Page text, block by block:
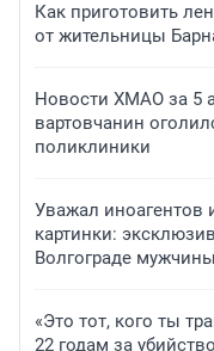
Как приготовить
от жительницы
Новости ХМАО за 5
вартовчанин
поликлиники
Уважал
картинки:
Волгограде
«Это тот, кого ты
22 годам за